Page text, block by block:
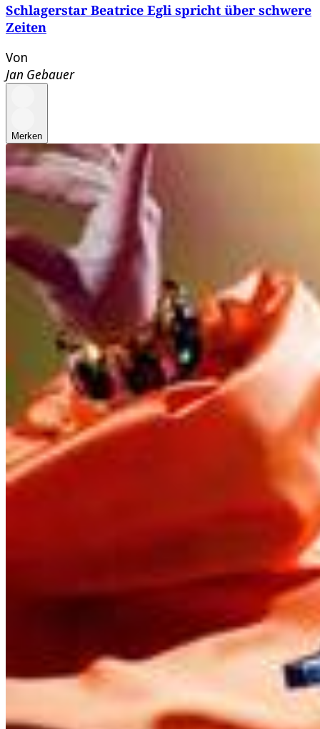
Schlagerstar Beatrice Egli spricht über schwere
Zeiten
Von
Jan Gebauer
Merken